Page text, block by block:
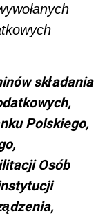
składania
Polskiego,
Osób